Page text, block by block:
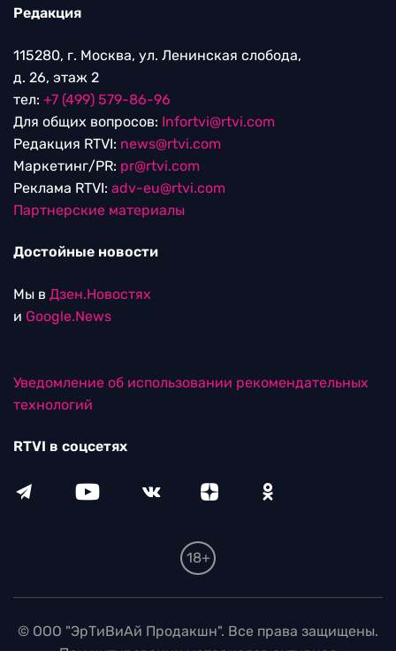
Редакция
115280, г. Москва, ул. Ленинская слобода,
д. 26, этаж 2
тел: +7 (499) 579-86-96
Для общих вопросов: Infortvi@rtvi.com
Редакция RTVI: news@rtvi.com
Маркетинг/PR: pr@rtvi.com
Реклама RTVI: adv-eu@rtvi.com
Партнерские материалы
Достойные новости
Мы в Дзен.Новостях
и Google.News
Уведомление об использовании рекомендательных
технологий
RTVI в соцсетях
18+
© ООО "ЭрТиВиАй Продакшн". Все права защищены.